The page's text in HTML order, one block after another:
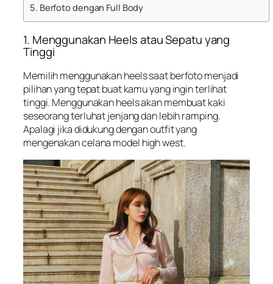
5. Berfoto dengan Full Body
1. Menggunakan Heels atau Sepatu yang
Tinggi
Memilih menggunakan heels saat berfoto menjadi
pilihan yang tepat buat kamu yang ingin terlihat
tinggi. Menggunakan heels akan membuat kaki
seseorang terluhat jenjang dan lebih ramping.
Apalagi jika didukung dengan outfit yang
mengenakan celana model high west.